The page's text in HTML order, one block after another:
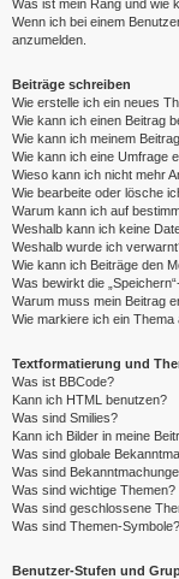
Was ist mein Rang und wie
Wenn ich bei einem
anzumelden.
Beiträge schreiben
Wie erstelle ich ein neues
Wie kann ich einen Beitrag
Wie kann ich meinem
Wie kann ich eine Umfrage
Wieso kann ich nicht mehr
Wie bearbeite oder lösche
Warum kann ich auf
Weshalb kann ich keine
Weshalb wurde ich
Wie kann ich Beiträge den
Was bewirkt die
Warum muss mein Beitrag
Wie markiere ich ein Thema
Textformatierung und
Was ist BBCode?
Kann ich HTML benutzen?
Was sind Smilies?
Kann ich Bilder in meine
Was sind globale
Was sind
Was sind wichtige Themen?
Was sind geschlossene
Was sind Themen-Symbole?
Benutzer-Stufen und